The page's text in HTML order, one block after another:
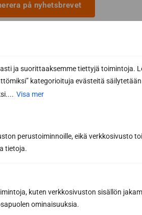
ja suorittaaksemme tiettyjä toimintoja.
kategorioituja evästeitä säilytetään
Visa mer
perustoiminnoille, eikä verkkosivusto
tietoja.
kuten verkkosivuston sisällön
ominaisuuksia.
på nyhetsbrevet
godkänner du Sun Sauna Oy:s
att vara bunden av den.
din bastu